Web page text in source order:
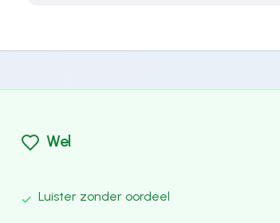
Wel
✓ Luister zonder oordeel